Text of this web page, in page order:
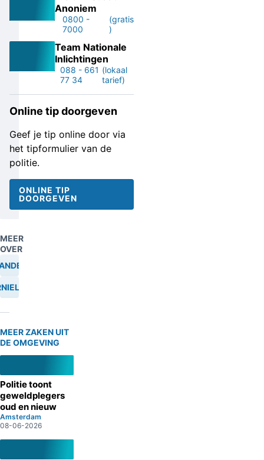
Anoniem
0800 -
7000
(gratis
)
Team Nationale
Inlichtingen
088 - 661
77 34
(lokaal
tarief)
Online tip doorgeven
Geef je tip online door via
het tipformulier van de
politie.
ONLINE TIP
DOORGEVEN
MEER
OVER
MEER ZAKEN UIT
DE OMGEVING
Politie toont
geweldplegers
oud en nieuw
Amsterdam
08-06-2026